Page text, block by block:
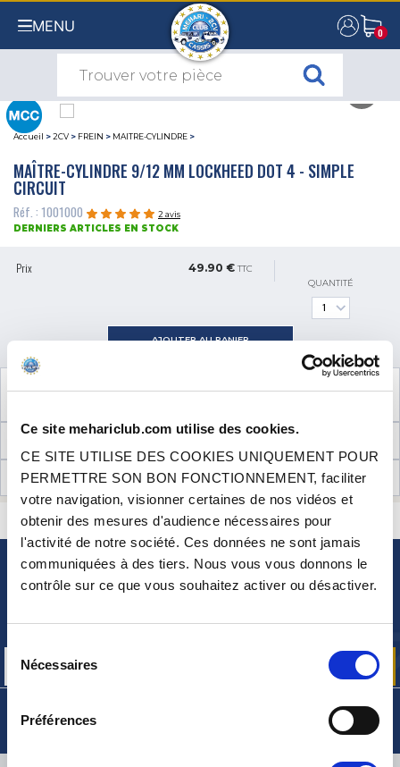
Ce site mehariclub.com utilise des cookies.
CE SITE UTILISE DES COOKIES UNIQUEMENT POUR
PERMETTRE SON BON FONCTIONNEMENT, faciliter
votre navigation, visionner certaines de nos vidéos et
obtenir des mesures d'audience nécessaires pour
l'activité de notre société. Ces données ne sont jamais
communiquées à des tiers. Nous vous vous donnons le
contrôle sur ce que vous souhaitez activer ou désactiver.
Sélection
consentement
Nécessaires
Préférences
MENU 0
0
Accueil >2CV > FREIN > MAITRE-CYLINDRE >
MAÎTRE-CYLINDRE 9/12 MM LOCKHEED DOT 4 - SIMPLE
CIRCUIT
Réf. : 1001000
2 avis
DERNIERS ARTICLES EN STOCK
Prix 49.90 € TTC
QUANTITÉ
AJOUTER AU PANIER
AVIS CLIENTS (2)
UNE QUESTION ? BESOIN D 'AIDE ? CONTACTEZ-NOUS
NEWSLETTER
nos offres promos et actualités produits